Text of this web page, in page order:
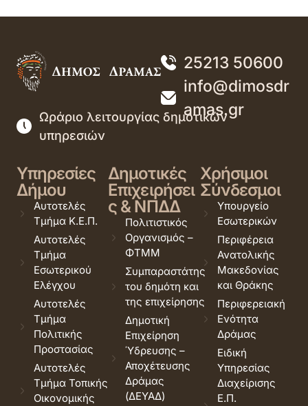
25213 50600
info@dimosdr
amas.gr
Ωράριο λειτουργίας δημοτικών
υπηρεσιών
Υπηρεσίες
Δήμου
Αυτοτελές
Τμήμα Κ.Ε.Π.
Αυτοτελές
Τμήμα
Εσωτερικού
Ελέγχου
Αυτοτελές
Τμήμα
Πολιτικής
Προστασίας
Αυτοτελές
Τμήμα Τοπικής
Οικονομικής
Δημοτικές
Επιχειρήσει
ς & ΝΠΔΔ
Πολιτιστικός
Οργανισμός –
ΦΤΜΜ
Συμπαραστάτης
του δημότη και
της επιχείρησης
Δημοτική
Επιχείρηση
Ύδρευσης –
Αποχέτευσης
Δράμας
(ΔΕΥΑΔ)
Χρήσιμοι
Σύνδεσμοι
Υπουργείο
Εσωτερικών
Περιφέρεια
Ανατολικής
Μακεδονίας
και Θράκης
Περιφερειακή
Ενότητα
Δράμας
Ειδική
Υπηρεσίας
Διαχείρισης
Ε.Π.